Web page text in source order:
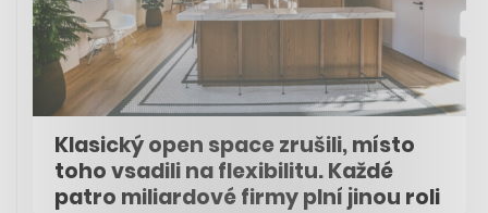
Klasický open space zrušili, místo
toho vsadili na flexibilitu. Každé
patro miliardové firmy plní jinou roli